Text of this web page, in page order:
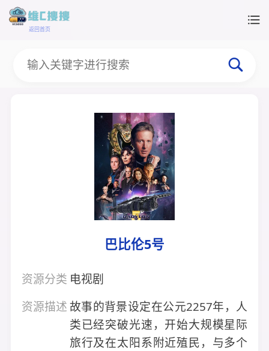
返回首页
巴比伦5号
资源分类 电视剧
资源描述故事的背景设定在公元2257年，人
类已经突破光速，开始大规模星际
旅行及在太阳系附近殖民，与多个